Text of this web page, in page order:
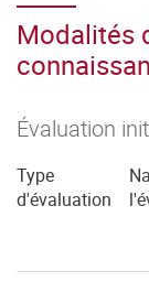
Modalités
Évaluation
Type
d'évaluation